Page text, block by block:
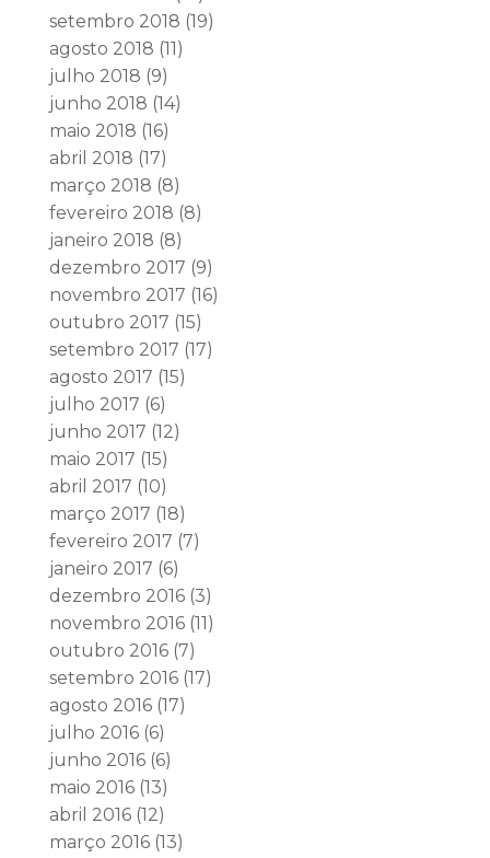
setembro 2018 (19)
agosto 2018 (11)
julho 2018 (9)
junho 2018 (14)
maio 2018 (16)
abril 2018 (17)
março 2018 (8)
fevereiro 2018 (8)
janeiro 2018 (8)
dezembro 2017 (9)
novembro 2017 (16)
outubro 2017 (15)
setembro 2017 (17)
agosto 2017 (15)
julho 2017 (6)
junho 2017 (12)
maio 2017 (15)
abril 2017 (10)
março 2017 (18)
fevereiro 2017 (7)
janeiro 2017 (6)
dezembro 2016(3)
novembro 2016(11)
outubro 2016(7)
setembro 2016(17)
agosto 2016(17)
julho 2016(6)
junho 2016(6)
maio 2016(13)
abril 2016(12)
março 2016(13)